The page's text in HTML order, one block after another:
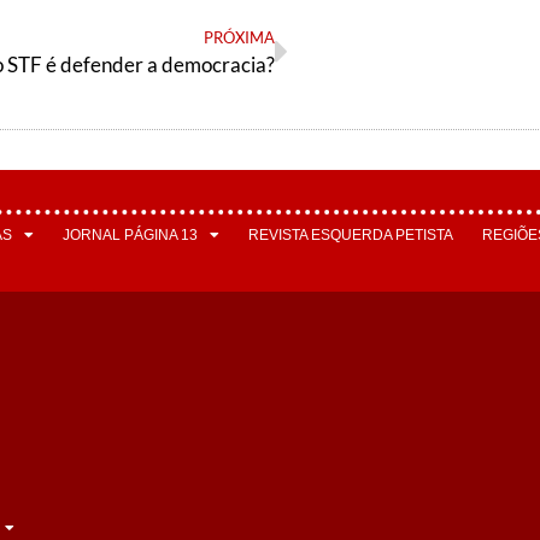
PRÓXIMA
é defender a democracia?
JORNAL PÁGINA 13 REVISTA ESQUERDA PETISTA